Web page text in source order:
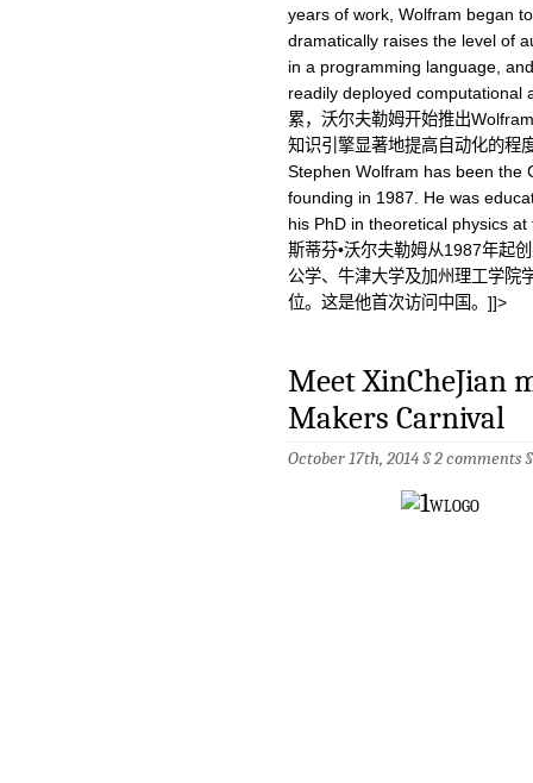
years of work, Wolfram began
dramatically raises the level of
in a programming language,
readily deployed computational
累，沃尔夫勒姆开始推出
知识引擎显著地提高自动化的程
Stephen Wolfram has been the
founding in 1987. He was
his PhD in theoretical physics
斯蒂芬•沃尔夫勒姆从1987年起
公学、牛津大学及加州理工学院
位。这是他首次访问中国。]]>
Meet XinCheJian
Makers Carnival
October 17th, 2014 §2 comments